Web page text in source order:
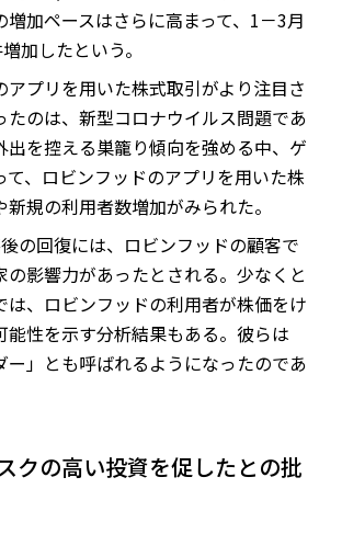
増加ペースはさらに高まって、1－3月
加したという。
アプリを用いた株式取引がより注目さ
たのは、新型コロナウイルス問題であ
出を控える巣籠り傾向を強める中、ゲ
て、ロビンフッドのアプリを用いた株
規の利用者数増加がみられた。
の回復には、ロビンフッドの顧客で
の影響力があったとされる。少なくと
は、ロビンフッドの利用者が株価をけ
能性を示す分析結果もある。彼らは
ー」とも呼ばれるようになったのであ
クの高い投資を促したとの批